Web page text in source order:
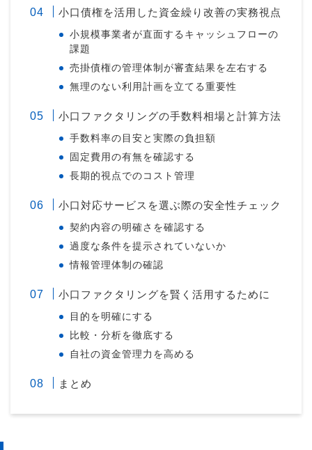
小口債権を活用した資金繰り改善の実務視点
小規模事業者が直面するキャッシュフローの
課題
売掛債権の管理体制が審査結果を左右する
無理のない利用計画を立てる重要性
小口ファクタリングの手数料相場と計算方法
手数料率の目安と実際の負担額
固定費用の有無を確認する
長期的視点でのコスト管理
小口対応サービスを選ぶ際の安全性チェック
契約内容の明確さを確認する
過度な条件を提示されていないか
情報管理体制の確認
小口ファクタリングを賢く活用するために
目的を明確にする
比較・分析を徹底する
自社の資金管理力を高める
まとめ